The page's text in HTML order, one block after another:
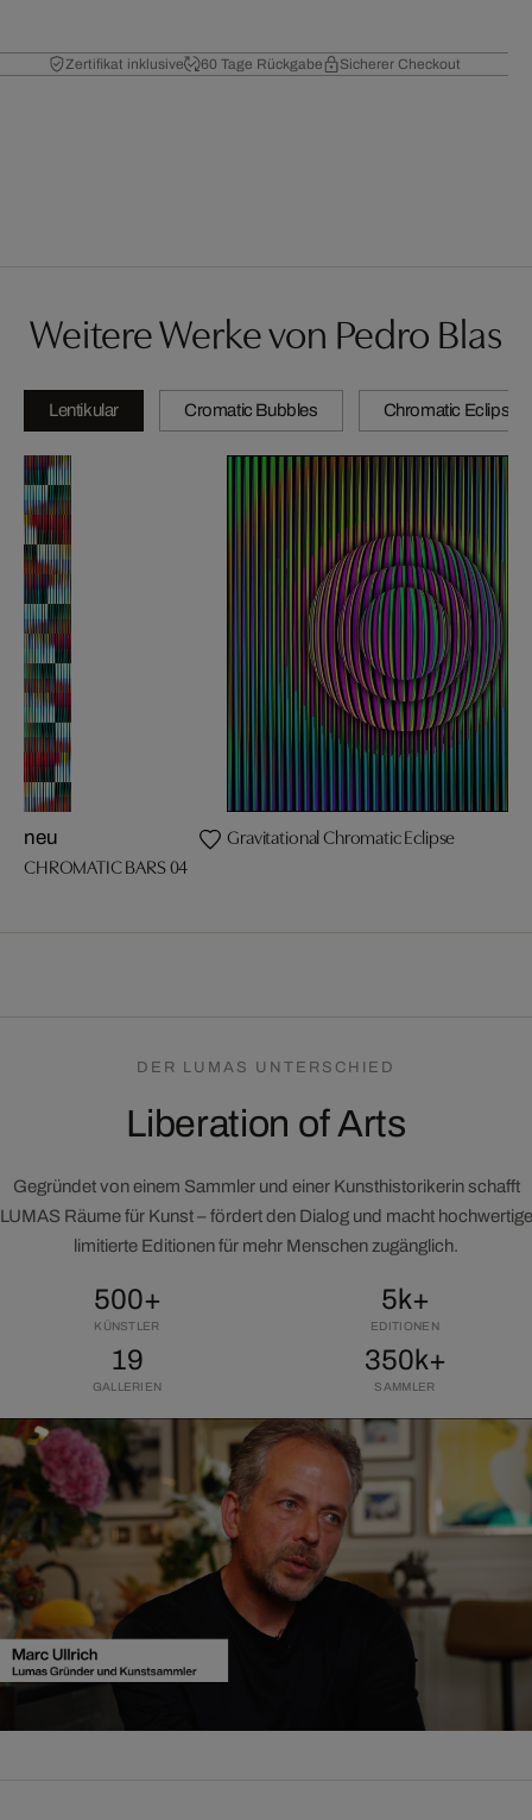
Zertifikat inklusive 60 Tage Rückgabe Sicherer Checkout
Weitere Werke von Pedro Blas
Lentikular Cromatic Bubbles Chromatic Eclipse
neu
CHROMATIC BARS 04
Gravitational Chromatic Eclipse
DER LUMAS UNTERSCHIED
Liberation of Arts
Gegründet von einem Sammler und einer Kunsthistorikerin schafft
LUMAS Räume für Kunst – fördert den Dialog und macht hochwertige
limitierte Editionen für mehr Menschen zugänglich.
500+
KÜNSTLER
5k+
EDITIONEN
19
GALLERIEN
350k+
SAMMLER